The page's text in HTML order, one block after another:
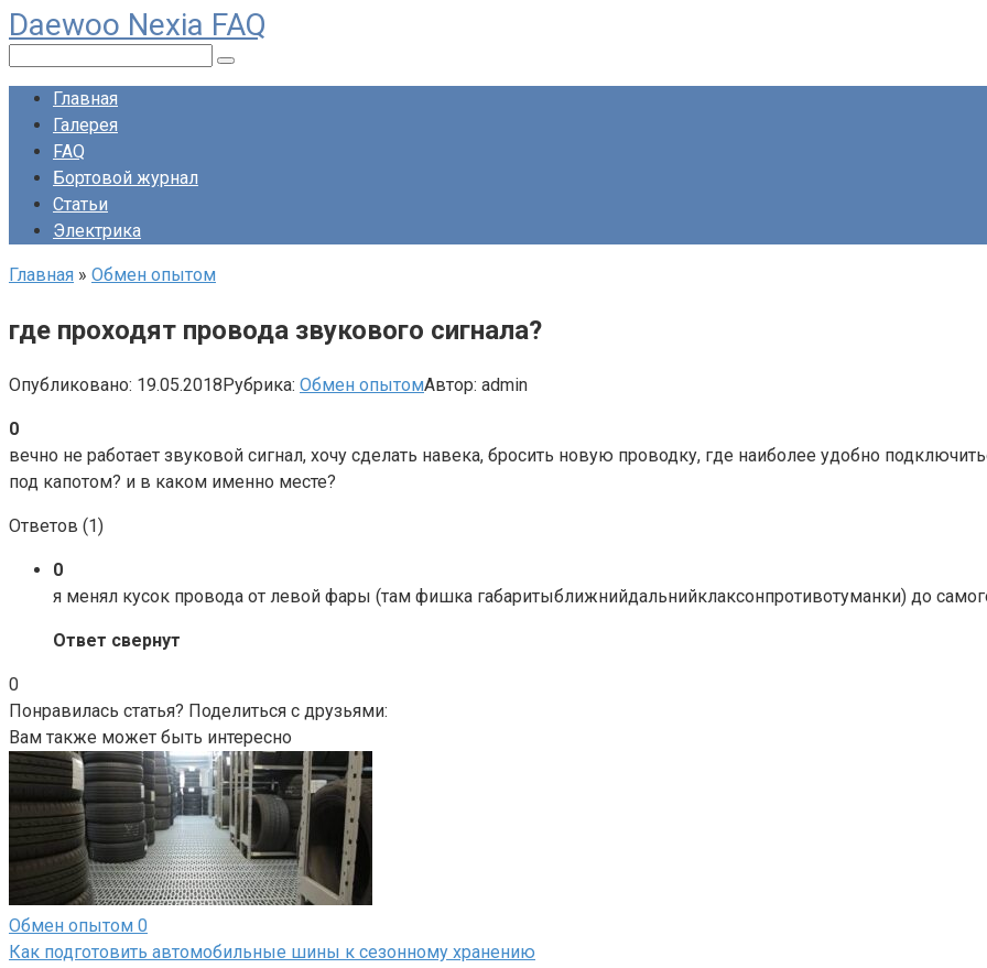
Перейти
к
контенту
Daewoo Nexia FAQ
Главная
Галерея
FAQ
Бортовой журнал
Статьи
Электрика
Главная » Обмен опытом
где проходят провода звукового сигнала?
Опубликовано: 19.05.2018Рубрика: Обмен опытомАвтор: admin
0
вечно не работает звуковой сигнал, хочу сделать навека, бросить новую проводку, где наиболее удобно
под капотом? и в каком именно месте?
Ответов (1)
0
я менял кусок провода от левой фары (там фишка габаритыближнийдальнийклаксонпротивотуманки) до
Ответ свернут
0
Понравилась статья? Поделиться с друзьями:
Вам также может быть интересно
Обмен опытом 0
Как подготовить автомобильные шины к сезонному хранению